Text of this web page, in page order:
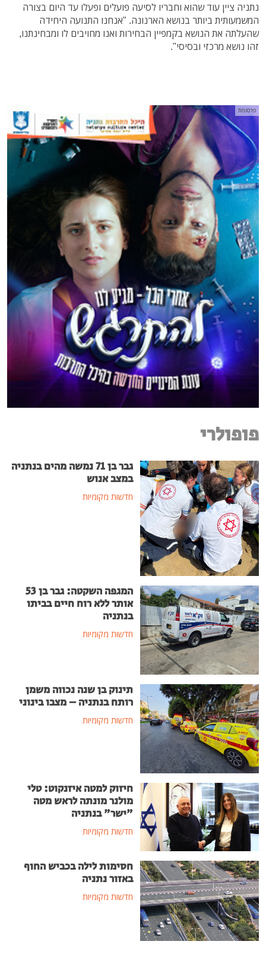
נתניה ציין עוד שהוא וחבריו לסיעה פועלים ופעלו עד היום בצורה
המשמעותית ביותר בנושא הארנונה. "אנחנו התנועה היחידה
שהעלתה את הנושא בקמפיין הבחירות ואנו מחויבים לו ומבחינתנו,
זהו נושא מרכזי ובסיסי".
פרסומת
פופולרי
גבר בן 71 נמשה מהים בנתניה
במצב אנוש
חדשות מקומיות
המגפה השקטה: גבר בן 53
אותר ללא רוח חיים בביתו
בנתניה
חדשות מקומיות
תינוק בן שנה נכווה משמן
רותח בנתניה – מצבו בינוני
חדשות מקומיות
חיזוק למטה איזנקוט: טלי
מולנר מונתה לראש מטה
"ישר" בנתניה
חדשות מקומיות
חסימות לילה בכביש החוף
באזור נתניה
חדשות מקומיות